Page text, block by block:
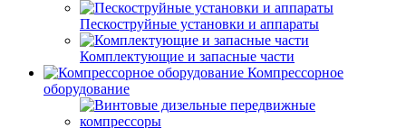
Пескоструйные установки и аппараты
Комплектующие и запасные части
Компрессорное
оборудование